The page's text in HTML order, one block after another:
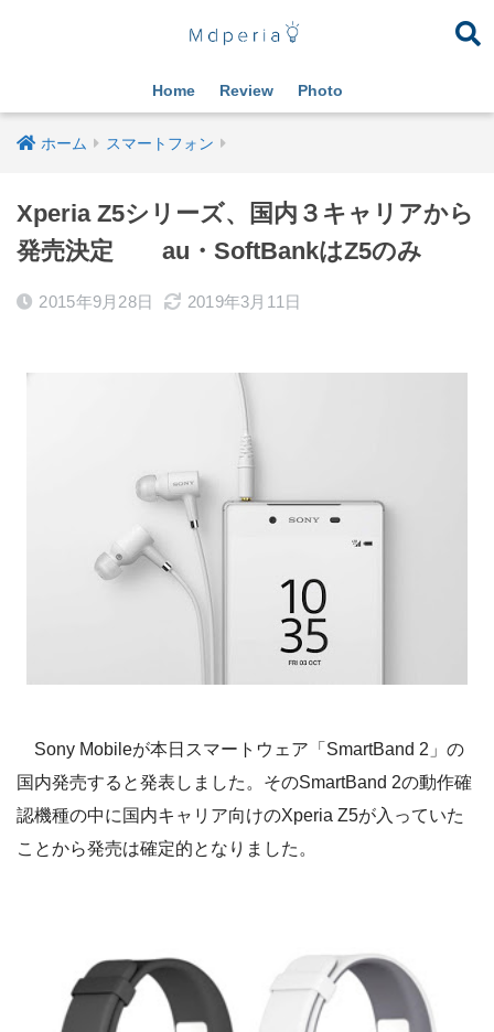
Home Review Photo
ホーム スマートフォン
Xperia Z5シリーズ、国内３キャリアから
発売決定 au・SoftBankはZ5のみ
2015年9月28日 2019年3月11日
Sony Mobileが本日スマートウェア「SmartBand 2」の
国内発売すると発表しました。そのSmartBand 2の動作確
認機種の中に国内キャリア向けのXperia Z5が入っていた
ことから発売は確定的となりました。